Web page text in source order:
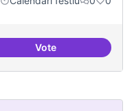
VoteDia Mundial de la